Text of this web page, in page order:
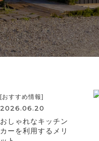
[おすすめ情報]
2026.06.20
おしゃれなキッチン
カーを利用するメリ